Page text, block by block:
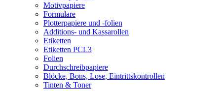
Motivpapiere
Formulare
Plotterpapiere und -folien
Additions- und Kassarollen
Etiketten
Etiketten PCL3
Folien
Durchschreibpapiere
Blöcke, Bons, Lose, Eintrittskontrollen
Tinten & Toner